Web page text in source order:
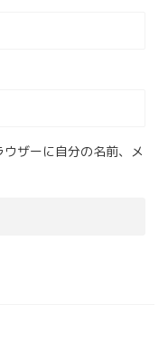
ザーに自分の名前、メ